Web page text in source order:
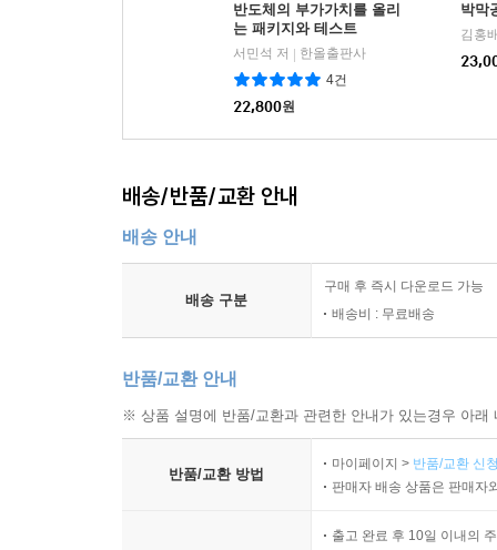
반도체의 부가가치를 올리
는 패키지와 테스트
서민석 저
한올출판사
4건
22,800원
박막
김홍
배송/반품/교환 안내
배송 안내
배송 구분
구매 후 즉시 다운로드 가능
배송비 : 무료배송
반품/교환 안내
※ 상품 설명에 반품/교환과 관련한 안내가 있는경우 아
반품/교환 방법
마이페이지 > 반품/교환 신
판매자 배송 상품은 판매자
출고 완료 후 10일 이내의